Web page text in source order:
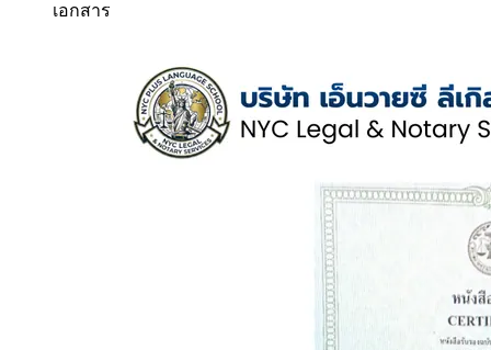
เอกสาร